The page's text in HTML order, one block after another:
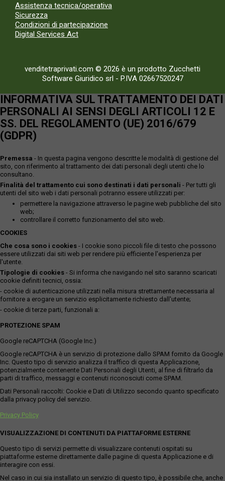
Assistenza tecnica/operativa
Sicurezza
Condizioni di partecipazione
Digital Services Act
venditetraprivati.com © 2026 è un prodotto Zucchetti
Software Giuridico srl - P.IVA 02667520247
INFORMATIVA SUL TRATTAMENTO DEI DATI
PERSONALI AI SENSI DEGLI ARTICOLI 12 E
SS. DEL REGOLAMENTO (UE) 2016/679
(GDPR)
Premessa - In questa pagina vengono descritte le modalità di gestione del
sito, con riferimento al trattamento dei dati personali degli utenti che lo
consultano.
Finalità del trattamento cui sono destinati i dati personali - Per tutti gli
utenti del sito web i dati personali potranno essere utilizzati per:
permettere la navigazione attraverso le pagine web pubbliche del sito
web;
controllare il corretto funzionamento del sito web.
COOKIES
Che cosa sono i cookies - I cookie sono piccoli file di testo che possono
essere utilizzati dai siti web per rendere più efficiente l'esperienza per
l'utente.
Tipologie di cookies - Si informa che navigando nel sito saranno scaricati
cookie definiti tecnici, ossia:
- cookie di autenticazione utilizzati nella misura strettamente necessaria al
fornitore a erogare un servizio esplicitamente richiesto dall'utente;
- cookie di terze parti, funzionali a:
PROTEZIONE SPAM
Google reCAPTCHA (Google Inc.)
Google reCAPTCHA è un servizio di protezione dallo SPAM fornito da Google
Inc. Questo tipo di servizio analizza il traffico di questa Applicazione,
potenzialmente contenente Dati Personali degli Utenti, al fine di filtrarlo da
parti di traffico, messaggi e contenuti riconosciuti come SPAM.
Dati Personali raccolti: Cookie e Dati di Utilizzo secondo quanto specificato
dalla privacy policy del servizio.
Privacy Policy
VISUALIZZAZIONE DI CONTENUTI DA PIATTAFORME ESTERNE
Questo tipo di servizi permette di visualizzare contenuti ospitati su
piattaforme esterne direttamente dalle pagine di questa Applicazione e di
interagire con essi.
Nel caso in cui sia installato un servizio di questo tipo, è possibile che, anche